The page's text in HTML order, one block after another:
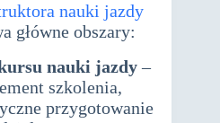
nauki jazdy
główne obszary:
nauki jazdy–
szkolenia,
przygotowanie